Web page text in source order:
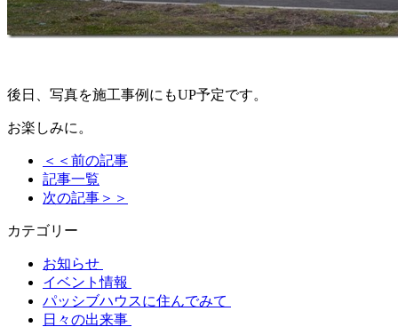
後日、写真を施工事例にもUP予定です。
お楽しみに。
＜＜前の記事
記事一覧
次の記事＞＞
カテゴリー
お知らせ
イベント情報
パッシブハウスに住んでみて
日々の出来事